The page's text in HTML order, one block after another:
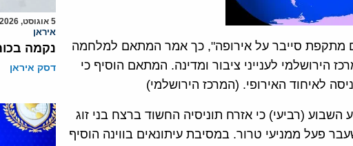
מתקפת סייבר על אירופה", כך אמר המתאם למלחמה
הירושלמי לענייני ציבור ומדינה. המתאם הוסיף כי
לאיחוד האירופי. (המרכז הירושלמי)
(רביעי) כי אזרח תוניסיה החשוד ברצח בני זוג
פעל ממניעי טרור. במסיבת עיתונאים בווינה הוסיף
5 אוגוסט, 2026
איראן
נקמה
דסק איראן